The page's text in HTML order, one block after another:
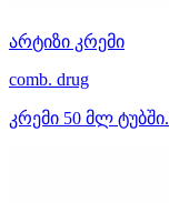
არტიზი კრემი
comb. drug
კრემი 50 მლ ტუბში.